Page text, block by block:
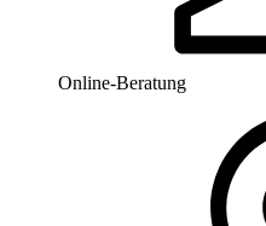
Online-Beratung